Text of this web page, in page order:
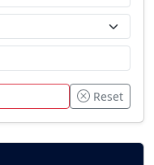
Reset